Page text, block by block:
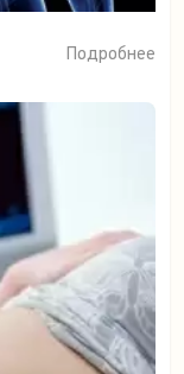
Подробнее